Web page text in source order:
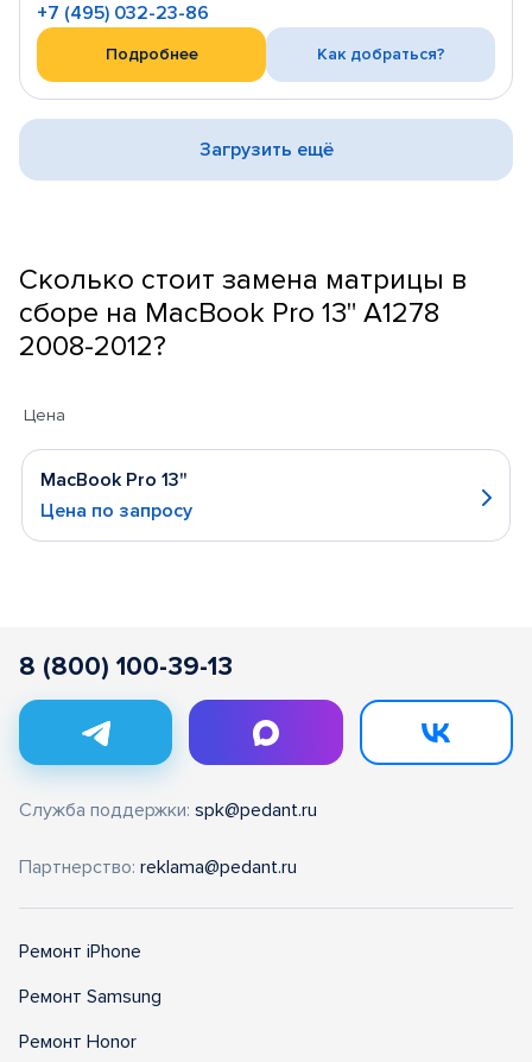
+7 (495) 032-23-86
Подробнее Как добраться?
Загрузить ещё
Сколько стоит замена матрицы в
сборе на MacBook Pro 13" A1278
2008-2012?
Цена
MacBook Pro 13"
Цена по запросу
8 (800) 100-39-13
Служба поддержки: spk@pedant.ru
Партнерство: reklama@pedant.ru
Ремонт iPhone
Ремонт Samsung
Ремонт Honor